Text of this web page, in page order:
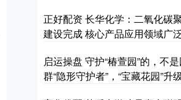
正好配资 长华化学：二氧化碳
建设完成 核心产品应用领域广泛
启运操盘 守护“椿萱园”的，不
群“隐形守护者”，“宝藏花园”升